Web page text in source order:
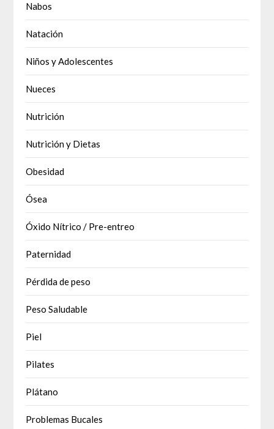
Nabos
Natación
Niños y Adolescentes
Nueces
Nutrición
Nutrición y Dietas
Obesidad
Ósea
Óxido Nítrico / Pre-entreo
Paternidad
Pérdida de peso
Peso Saludable
Piel
Pilates
Plátano
Problemas Bucales